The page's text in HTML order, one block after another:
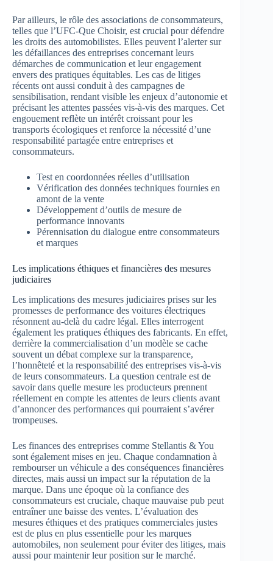
Par ailleurs, le rôle des associations de consommateurs,
telles que l’UFC-Que Choisir, est crucial pour défendre
les droits des automobilistes. Elles peuvent l’alerter sur
les défaillances des entreprises concernant leurs
démarches de communication et leur engagement
envers des pratiques équitables. Les cas de litiges
récents ont aussi conduit à des campagnes de
sensibilisation, rendant visible les enjeux d’autonomie et
précisant les attentes passées vis-à-vis des marques. Cet
engouement reflète un intérêt croissant pour les
transports écologiques et renforce la nécessité d’une
responsabilité partagée entre entreprises et
consommateurs.
Test en coordonnées réelles d’utilisation
Vérification des données techniques fournies en
amont de la vente
Développement d’outils de mesure de
performance innovants
Pérennisation du dialogue entre consommateurs
et marques
Les implications éthiques et financières des mesures
judiciaires
Les implications des mesures judiciaires prises sur les
promesses de performance des voitures électriques
résonnent au-delà du cadre légal. Elles interrogent
également les pratiques éthiques des fabricants. En effet,
derrière la commercialisation d’un modèle se cache
souvent un débat complexe sur la transparence,
l’honnêteté et la responsabilité des entreprises vis-à-vis
de leurs consommateurs. La question centrale est de
savoir dans quelle mesure les producteurs prennent
réellement en compte les attentes de leurs clients avant
d’annoncer des performances qui pourraient s’avérer
trompeuses.
Les finances des entreprises comme Stellantis & You
sont également mises en jeu. Chaque condamnation à
rembourser un véhicule a des conséquences financières
directes, mais aussi un impact sur la réputation de la
marque. Dans une époque où la confiance des
consommateurs est cruciale, chaque mauvaise pub peut
entraîner une baisse des ventes. L’évaluation des
mesures éthiques et des pratiques commerciales justes
est de plus en plus essentielle pour les marques
automobiles, non seulement pour éviter des litiges, mais
aussi pour maintenir leur position sur le marché.